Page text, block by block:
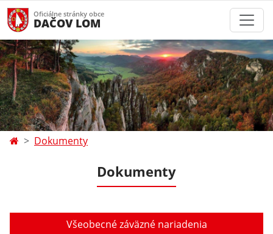
Oficiálne stránky obce
DAČOV LOM
Dokumenty
Dokumenty
Všeobecné záväzné nariadenia